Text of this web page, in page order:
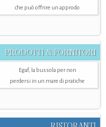
che può offrire un approdo
PRODOTTI & FORNITORI
Egaf, la bussola per non
perdersi in un mare di pratiche